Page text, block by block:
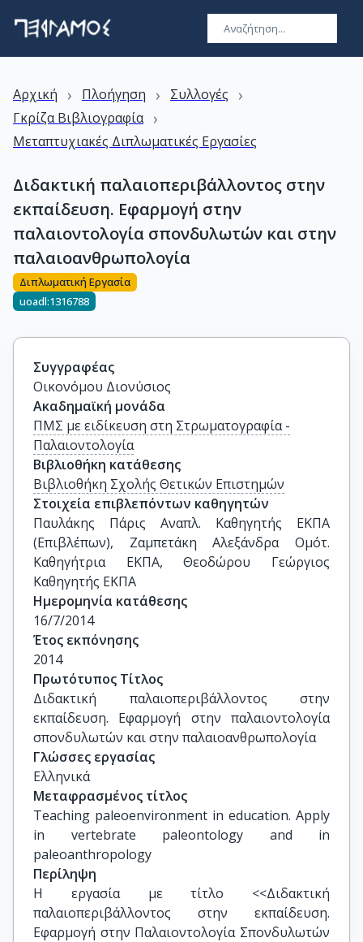
Αρχική › Πλοήγηση › Συλλογές ›
Γκρίζα Βιβλιογραφία ›
Μεταπτυχιακές Διπλωματικές Εργασίες
Διδακτική παλαιοπεριβάλλοντος στην
εκπαίδευση. Εφαρμογή στην
παλαιοντολογία σπονδυλωτών και στην
παλαιοανθρωπολογία
Διπλωματική Εργασία
uoadl:1316788
Συγγραφέας
Οικονόμου Διονύσιος
Ακαδημαϊκή μονάδα
ΠΜΣ με ειδίκευση στη Στρωματογραφία -
Παλαιοντολογία
Βιβλιοθήκη κατάθεσης
Βιβλιοθήκη Σχολής Θετικών Επιστημών
Στοιχεία επιβλεπόντων καθηγητών
Παυλάκης Πάρις Αναπλ. Καθηγητής ΕΚΠΑ
(Επιβλέπων), Ζαμπετάκη Αλεξάνδρα Ομότ.
Καθηγήτρια ΕΚΠΑ, Θεοδώρου Γεώργιος
Καθηγητής ΕΚΠΑ
Ημερομηνία κατάθεσης
16/7/2014
Έτος εκπόνησης
2014
Πρωτότυπος Τίτλος
Διδακτική παλαιοπεριβάλλοντος στην
εκπαίδευση. Εφαρμογή στην παλαιοντολογία
σπονδυλωτών και στην παλαιοανθρωπολογία
Γλώσσες εργασίας
Ελληνικά
Μεταφρασμένος τίτλος
Teaching paleoenvironment in education. Apply
in vertebrate paleontology and in
paleoanthropology
Περίληψη
Η εργασία με τίτλο <<Διδακτική
παλαιοπεριβάλλοντος στην εκπαίδευση.
Εφαρμογή στην Παλαιοντολογία Σπονδυλωτών